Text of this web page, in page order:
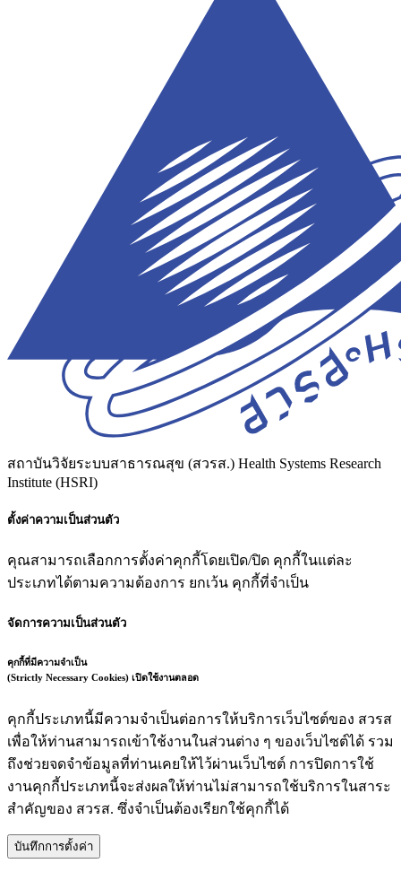
สถาบันวิจัยระบบสาธารณสุข (สวรส.) Health Systems Research
Institute (HSRI)
ตั้งค่าความเป็นส่วนตัว
คุณสามารถเลือกการตั้งค่าคุกกี้โดยเปิด/ปิด คุกกี้ในแต่ละ
ประเภทได้ตามความต้องการ ยกเว้น คุกกี้ที่จำเป็น
จัดการความเป็นส่วนตัว
คุกกี้ที่มีความจำเป็น
(Strictly Necessary Cookies) เปิดใช้งานตลอด
คุกกี้ประเภทนี้มีความจำเป็นต่อการให้บริการเว็บไซต์ของ สวรส
เพื่อให้ท่านสามารถเข้าใช้งานในส่วนต่าง ๆ ของเว็บไซต์ได้ รวม
ถึงช่วยจดจำข้อมูลที่ท่านเคยให้ไว้ผ่านเว็บไซต์ การปิดการใช้
งานคุกกี้ประเภทนี้จะส่งผลให้ท่านไม่สามารถใช้บริการในสาระ
สำคัญของ สวรส. ซึ่งจำเป็นต้องเรียกใช้คุกกี้ได้
บันทึกการตั้งค่า